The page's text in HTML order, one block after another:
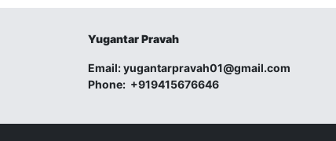
Yugantar Pravah
Email:yugantarpravah01@gmail.com
Phone: +919415676646